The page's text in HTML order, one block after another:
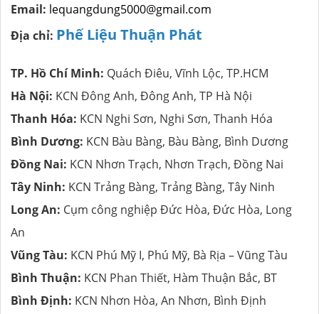
Email: lequangdung5000@gmail.com
Địa chỉ: Phế Liệu Thuận Phát
TP. Hồ Chí Minh: Quách Điêu, Vĩnh Lộc, TP.HCM
Hà Nội: KCN Đông Anh, Đông Anh, TP Hà Nội
Thanh Hóa: KCN Nghi Sơn, Nghi Sơn, Thanh Hóa
Bình Dương: KCN Bàu Bàng, Bàu Bàng, Bình Dương
Đồng Nai: KCN Nhơn Trạch, Nhơn Trạch, Đồng Nai
Tây Ninh: KCN Trảng Bàng, Trảng Bàng, Tây Ninh
Long An: Cụm công nghiệp Đức Hòa, Đức Hòa, Long
An
Vũng Tàu: KCN Phú Mỹ I, Phú Mỹ, Bà Rịa – Vũng Tàu
Bình Thuận: KCN Phan Thiết, Hàm Thuận Bắc, BT
Bình Định: KCN Nhơn Hòa, An Nhơn, Bình Định